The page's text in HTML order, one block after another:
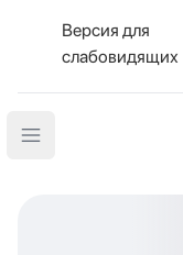
Версия для
слабовидящих
Open main menu